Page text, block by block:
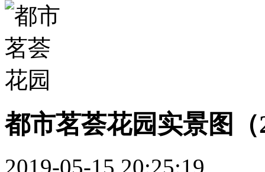
都市茗荟花园实景图（